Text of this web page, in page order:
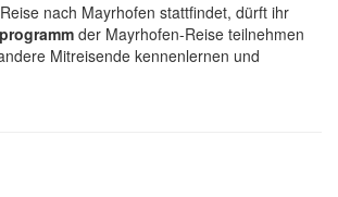
nach Mayrhofen stattfindet, dürft ihr
der Mayrhofen-Reise teilnehmen
Mitreisende kennenlernen und